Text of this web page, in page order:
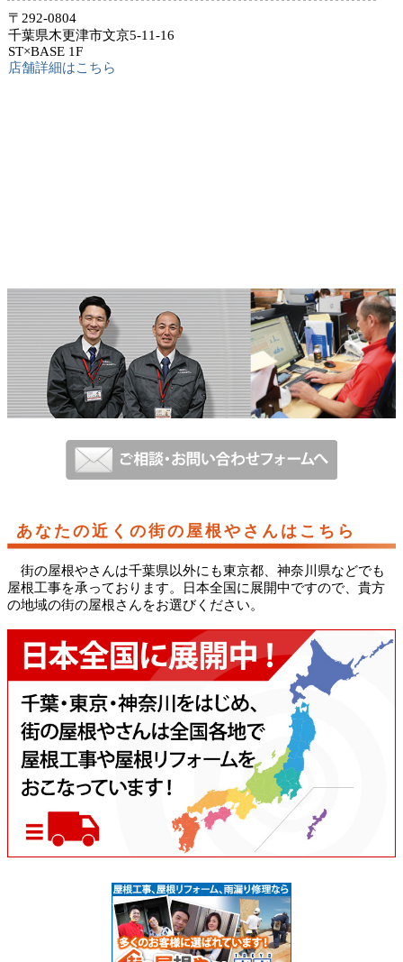
〒292-0804
千葉県木更津市文京5-11-16
ST×BASE 1F
店舗詳細はこちら
あなたの近くの街の屋根やさんはこちら
街の屋根やさんは千葉県以外にも東京都、神奈川県などでも
屋根工事を承っております。日本全国に展開中ですので、貴方
の地域の街の屋根さんをお選びください。